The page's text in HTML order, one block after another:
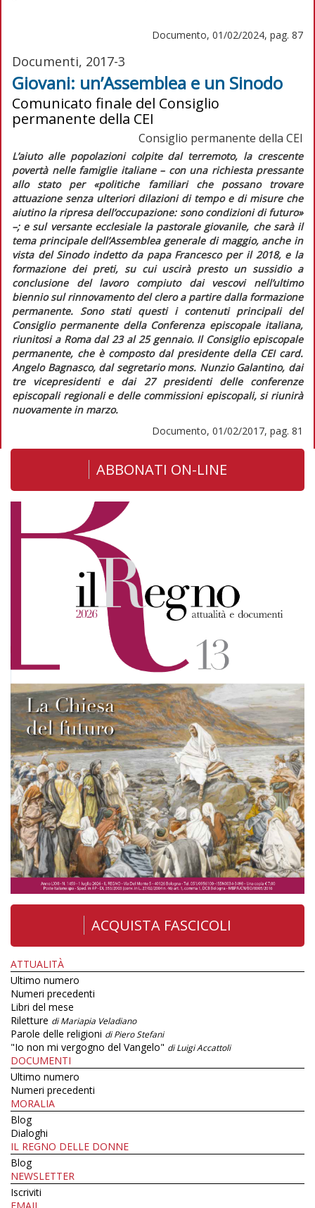
Documento, 01/02/2024, pag. 87
Documenti, 2017-3
Giovani: un’Assemblea e un Sinodo
Comunicato finale del Consiglio
permanente della CEI
Consiglio permanente della CEI
L’aiuto alle popolazioni colpite dal terremoto, la crescente
povertà nelle famiglie italiane – con una richiesta pressante
allo stato per «politiche familiari che possano trovare
attuazione senza ulteriori dilazioni di tempo e di misure che
aiutino la ripresa dell’occupazione: sono condizioni di futuro»
–; e sul versante ecclesiale la pastorale giovanile, che sarà il
tema principale dell’Assemblea generale di maggio, anche in
vista del Sinodo indetto da papa Francesco per il 2018, e la
formazione dei preti, su cui uscirà presto un sussidio a
conclusione del lavoro compiuto dai vescovi nell’ultimo
biennio sul rinnovamento del clero a partire dalla formazione
permanente. Sono stati questi i contenuti principali del
Consiglio permanente della Conferenza episcopale italiana,
riunitosi a Roma dal 23 al 25 gennaio. Il Consiglio episcopale
permanente, che è composto dal presidente della CEI card.
Angelo Bagnasco, dal segretario mons. Nunzio Galantino, dai
tre vicepresidenti e dai 27 presidenti delle conferenze
episcopali regionali e delle commissioni episcopali, si riunirà
nuovamente in marzo.
Documento, 01/02/2017, pag. 81
ABBONATI ON-LINE
ACQUISTA FASCICOLI
ATTUALITÀ
Ultimo numero
Numeri precedenti
Libri del mese
Riletture di Mariapia Veladiano
Parole delle religioni di Piero Stefani
"Io non mi vergogno del Vangelo" di Luigi Accattoli
DOCUMENTI
Ultimo numero
Numeri precedenti
MORALIA
Blog
Dialoghi
IL REGNO DELLE DONNE
Blog
NEWSLETTER
Iscriviti